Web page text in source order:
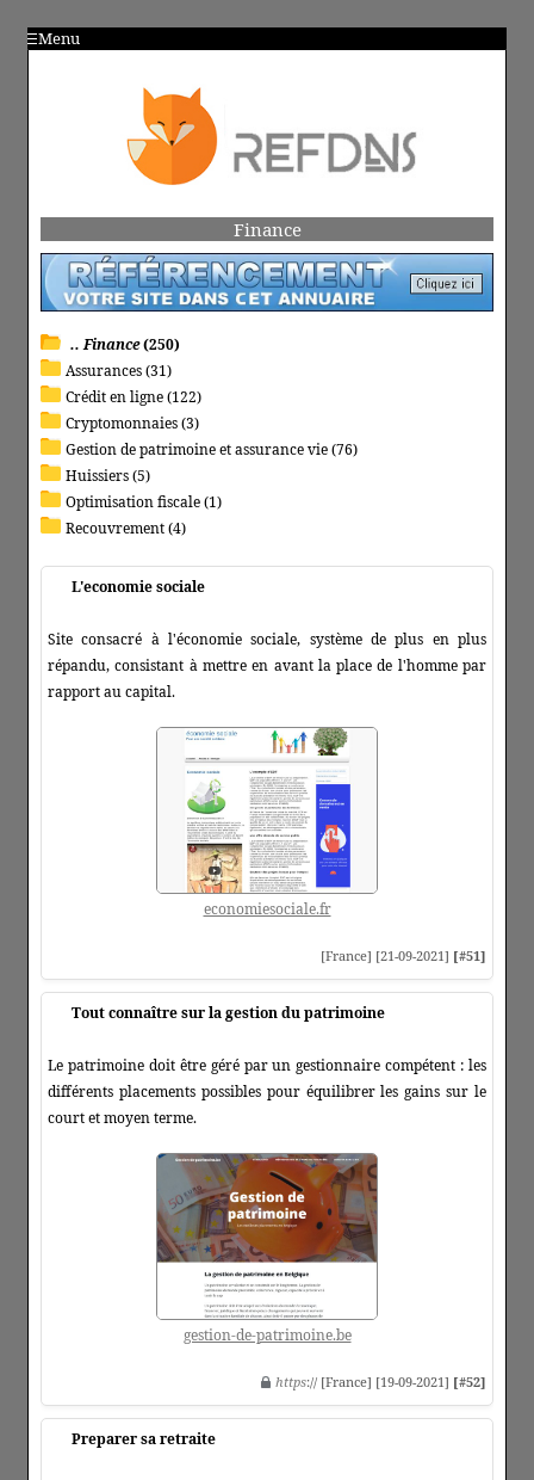
Menu
Finance
.. Finance(250)
Assurances (31)
Crédit en ligne (122)
Cryptomonnaies (3)
Gestion de patrimoine et assurance vie (76)
Huissiers (5)
Optimisation fiscale (1)
Recouvrement (4)
L'economie sociale
Site consacré à l'économie sociale, système de plus en plus
répandu, consistant à mettre en avant la place de l'homme par
rapport au capital.
economiesociale.fr
[France] [21-09-2021] [#51]
Tout connaître sur la gestion du patrimoine
Le patrimoine doit être géré par un gestionnaire compétent : les
différents placements possibles pour équilibrer les gains sur le
court et moyen terme.
gestion-de-patrimoine.be
https:// [France] [19-09-2021] [#52]
Preparer sa retraite